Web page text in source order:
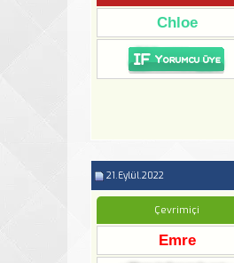
Chloe
21.Eylül.2022
Çevrimiçi
Emre